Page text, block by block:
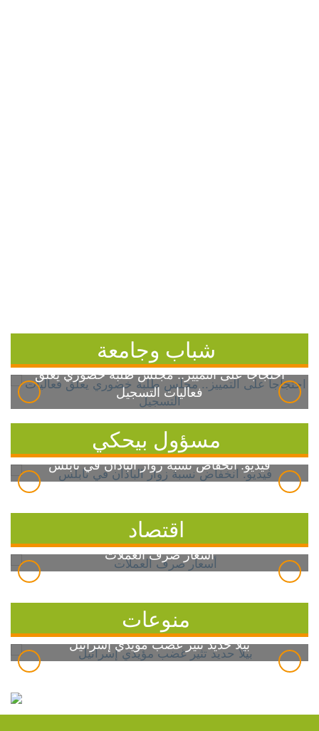
شباب وجامعة
احتجاجاً على التمييز.. مجلس طلبة خضوري يعلق
فعاليات التسجيل
مسؤول بيحكي
فيديو: انخفاض نسبة زوار الباذان في نابلس
اقتصاد
أسعار صرف العملات
منوعات
بيلا حديد تثير غضب مؤيدي إسرائيل